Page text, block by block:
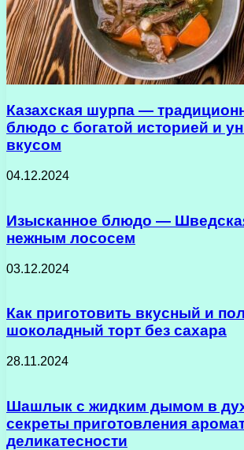
Казахская шурпа —
блюдо с богатой историей и
вкусом
04.12.2024
Изысканное блюдо —
нежным лососем
03.12.2024
Как приготовить вкусный и
шоколадный торт без сахара
28.11.2024
Шашлык с жидким дымом в
секреты приготовления
деликатесности